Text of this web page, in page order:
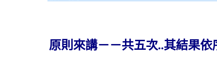
原則來講－－共五次..其結果依